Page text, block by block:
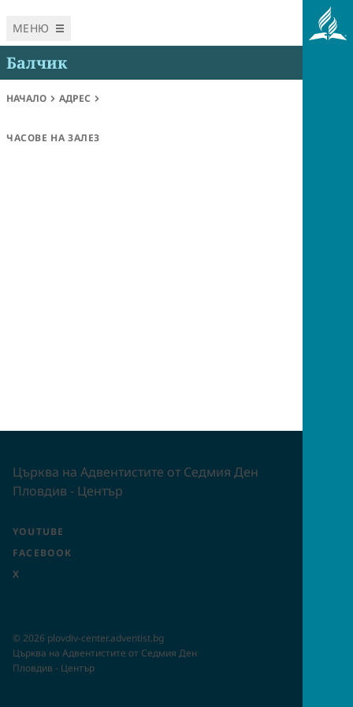
МЕНЮ
Балчик
НАЧАЛО АДРЕС
ЧАСОВЕ НА ЗАЛЕЗ
Църква на Адвентистите от Седмия Ден
Пловдив - Център
YOUTUBE
FACEBOOK
X
©2026 plovdiv-center.adventist.bg
Църква на Адвентистите от Седмия Ден
Пловдив - Център